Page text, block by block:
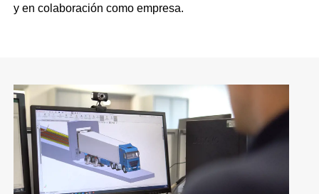
y en colaboración como empresa.